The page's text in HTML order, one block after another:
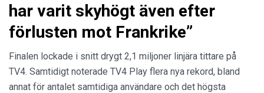
har varit skyhögt även efter
förlusten mot Frankrike”
Finalen lockade i snitt drygt 2,1 miljoner linjära tittare på
TV4. Samtidigt noterade TV4 Play flera nya rekord, bland
annat för antalet samtidiga användare och det högsta